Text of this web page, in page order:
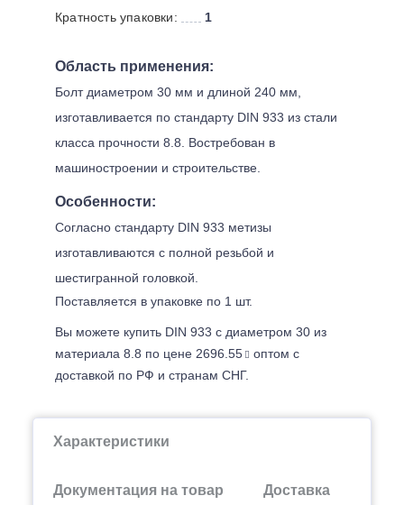
Кратность упаковки: 1
Область применения:
Болт диаметром 30 мм и длиной 240 мм,
изготавливается по стандарту DIN 933 из стали
класса прочности 8.8. Востребован в
машиностроении и строительстве.
Особенности:
Согласно стандарту DIN 933 метизы
изготавливаются с полной резьбой и
шестигранной головкой.
Поставляется в упаковке по 1 шт.
Вы можете купить DIN 933 с диаметром 30 из
материала 8.8 по цене 2696.55
оптом с
доставкой по РФ и странам СНГ.
Характеристики
Документация на товар Доставка